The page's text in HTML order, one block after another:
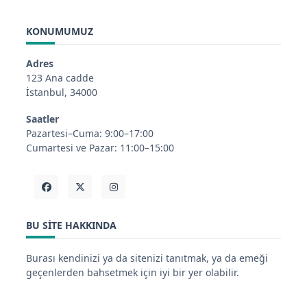
KONUMUMUZ
Adres
123 Ana cadde
İstanbul, 34000
Saatler
Pazartesi–Cuma: 9:00–17:00
Cumartesi ve Pazar: 11:00–15:00
BU SITE HAKKINDA
Burası kendinizi ya da sitenizi tanıtmak, ya da emeği
geçenlerden bahsetmek için iyi bir yer olabilir.